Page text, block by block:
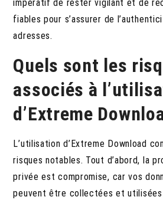
impératif de rester vigilant et de
fiables pour s’assurer de
adresses.
Quels sont les
associés à
d’Extreme
L’utilisation d’Extreme Download
risques notables. Tout d’abord, la
privée est compromise, car vos
peuvent être collectées et